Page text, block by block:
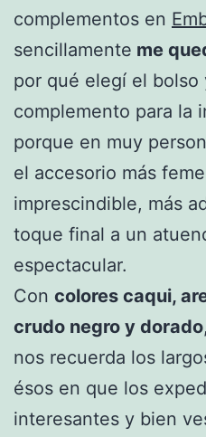
complementos en
sencillamente me
por qué elegí el bolso
complemento para la
porque en muy
el accesorio más
imprescindible, más
toque final a un
espectacular.
Con colores caqui,
crudo negro y dorado
nos recuerda los
ésos en que los
interesantes y bien